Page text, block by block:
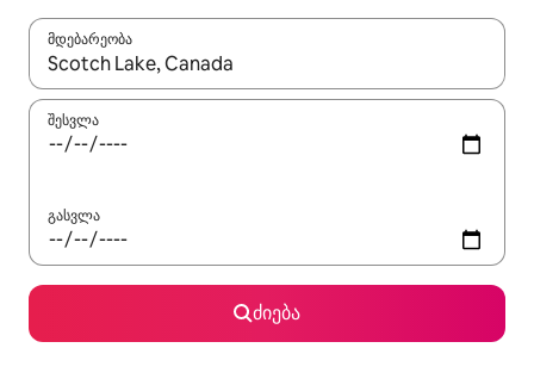
მდებარეობა
როცა შედეგები ხელმისაწვდომი გახდება, ნავიგაციისთვის
შესვლა
გასვლა
ძიება